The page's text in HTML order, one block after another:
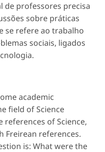
de professores precisa
sobre práticas
se refere ao trabalho
sociais, ligados
academic
field of Science
of Science,
Freirean references.
is: What were the